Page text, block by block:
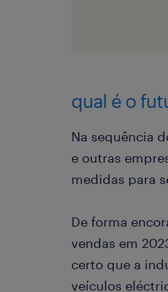
qual é o
Na sequência
e outras
medidas para
De forma
vendas em
certo que a
veículos